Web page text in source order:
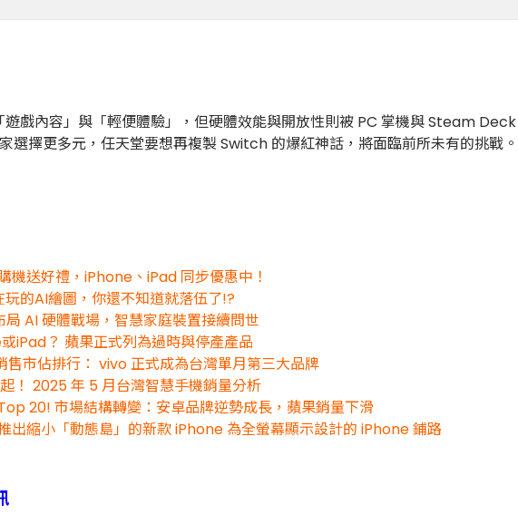
戲內容」與「輕便體驗」，但硬體效能與開放性則被 PC 掌機與 Steam Deck
選擇更多元，任天堂要想再複製 Switch 的爆紅神話，將面臨前所未有的挑戰。
機送好禮，iPhone、iPad 同步優惠中！
的AI繪圖，你還不知道就落伍了!?
AI 硬體戰場，智慧家庭裝置接續問世
iPad？ 蘋果正式列為過時與停產產品
售市佔排行： vivo 正式成為台灣單月第三大品牌
！ 2025 年 5 月台灣智慧手機銷量分析
20! 市場結構轉變：安卓品牌逆勢成長，蘋果銷量下滑
出縮小「動態島」的新款 iPhone 為全螢幕顯示設計的 iPhone 鋪路